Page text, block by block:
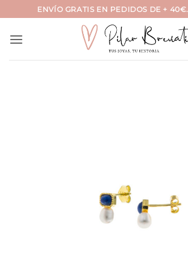
al
contenido
ENVÍO GRATIS EN PEDIDOS DE + 40€.